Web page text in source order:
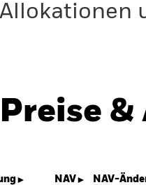
Preise
NAV NAV-